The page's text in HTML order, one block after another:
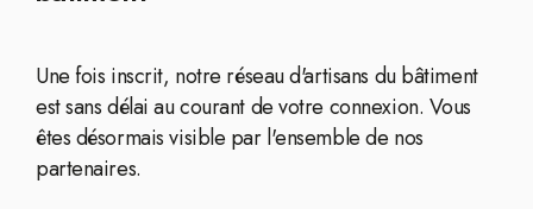
Une fois inscrit, notre réseau d'artisans du bâtiment
est sans délai au courant de votre connexion. Vous
êtes désormais visible par l'ensemble de nos
partenaires.